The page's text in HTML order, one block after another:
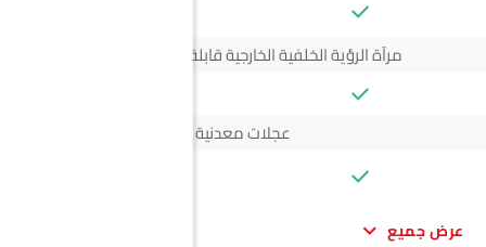
مرآة الرؤية الخلفية الخارجية قابلة للتعديل كهربائياً
عجلات معدنية
عرض جميع